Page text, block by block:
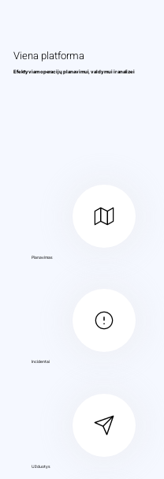
Viena platforma
Efektyviam operacijų planavimui, valdymui ir analizei
Planavimas
Incidentai
Užduotys